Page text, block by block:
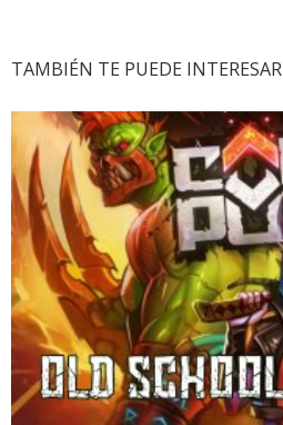
TAMBIÉN TE PUEDE INTERESAR